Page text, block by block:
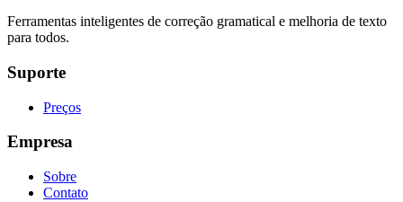
Ferramentas inteligentes de correção gramatical e melhoria de texto
para todos.
Suporte
Preços
Empresa
Sobre
Contato